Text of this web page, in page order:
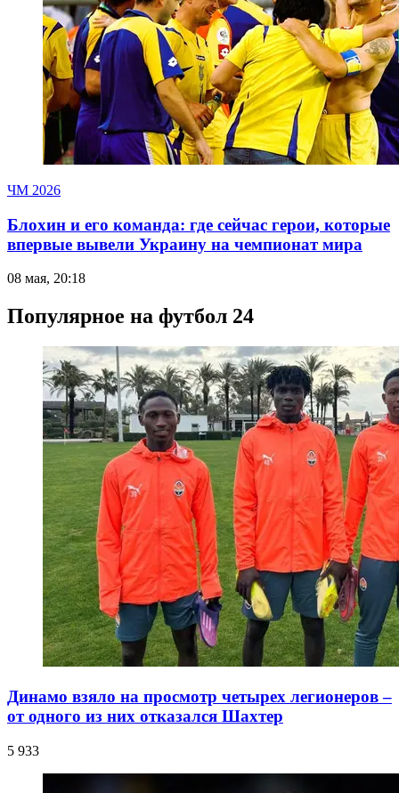
ЧМ 2026
Блохин и его команда: где сейчас герои, которые
впервые вывели Украину на чемпионат мира
08 мая, 20:18
Популярное на футбол 24
Динамо взяло на просмотр четырех легионеров –
от одного из них отказался Шахтер
5 933